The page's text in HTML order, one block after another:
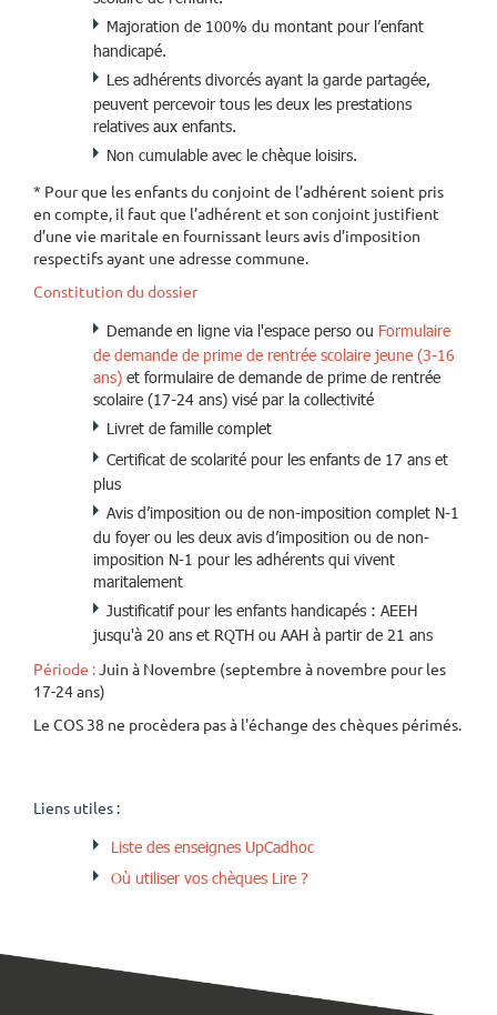
Majoration de 100% du montant pour l’enfant
handicapé.
Les adhérents divorcés ayant la garde partagée,
peuvent percevoir tous les deux les prestations
relatives aux enfants.
Non cumulable avec le chèque loisirs.
* Pour que les enfants du conjoint de l’adhérent soient pris
en compte, il faut que l’adhérent et son conjoint justifient
d’une vie maritale en fournissant leurs avis d’imposition
respectifs ayant une adresse commune.
Constitution du dossier
Demande en ligne via l'espace perso ou Formulaire
de demande de prime de rentrée scolaire jeune (3-16
ans) et formulaire de demande de prime de rentrée
scolaire (17-24 ans) visé par la collectivité
Livret de famille complet
Certificat de scolarité pour les enfants de 17 ans et
plus
Avis d’imposition ou de non-imposition complet N-1
du foyer ou les deux avis d’imposition ou de non-
imposition N-1 pour les adhérents qui vivent
maritalement
Justificatif pour les enfants handicapés : AEEH
jusqu'à 20 ans et RQTH ou AAH à partir de 21 ans
Période :Juin à Novembre (septembre à novembre pour les
17-24 ans)
Le COS 38 ne procèdera pas à l'échange des chèques périmés.
Liens utiles :
Liste des enseignes UpCadhoc
Où utiliser vos chèques Lire ?